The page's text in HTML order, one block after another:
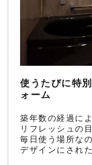
使うたびに特
ォーム
築年数の経過に
リフレッシュの
毎日使う場所な
デザインにされ